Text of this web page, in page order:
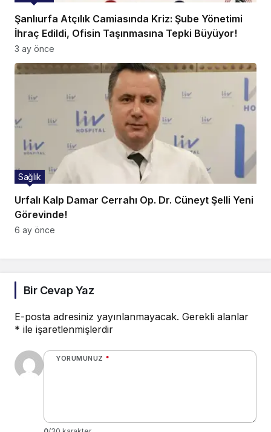
Şanlıurfa Atçılık Camiasında Kriz: Şube Yönetimi
İhraç Edildi, Ofisin Taşınmasına Tepki Büyüyor!
3 ay önce
Urfalı Kalp Damar Cerrahı Op. Dr. Cüneyt Şelli Yeni
Görevinde!
Sağlık
6 ay önce
Bir Cevap Yaz
E-posta adresiniz yayınlanmayacak. Gerekli alanlar
* ile işaretlenmişlerdir
YORUMUNUZ *